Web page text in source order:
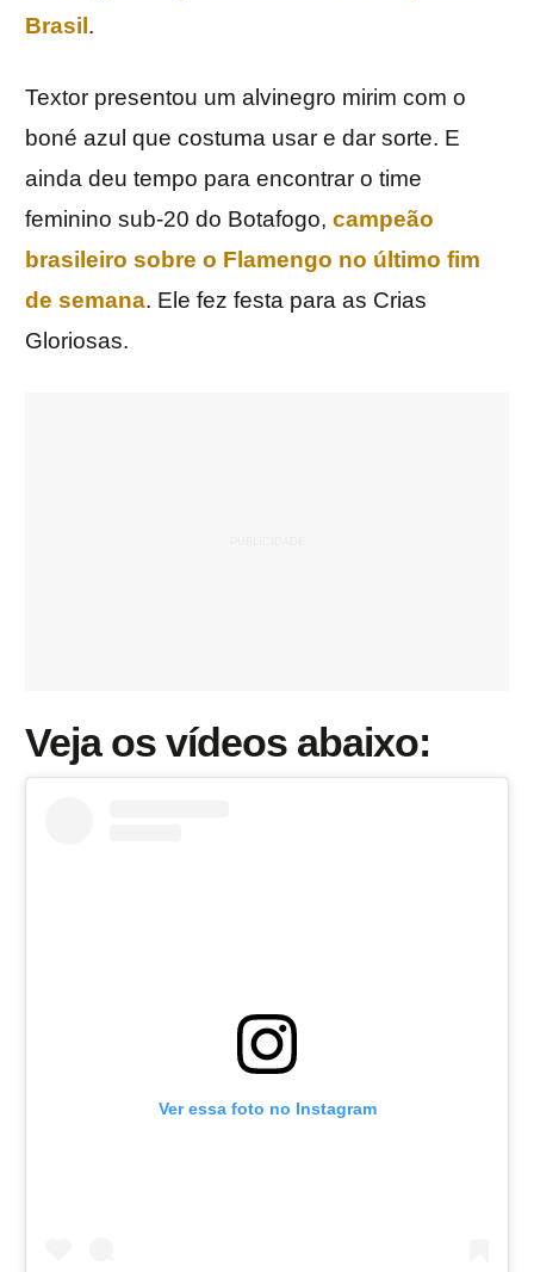
Brasil .
Textor presentou um alvinegro mirim com o
boné azul que costuma usar e dar sorte. E
ainda deu tempo para encontrar o time
feminino sub-20 do Botafogo, campeão
brasileiro sobre o Flamengo no último fim
de semana. Ele fez festa para as Crias
Gloriosas.
Veja os vídeos abaixo:
Ver essa foto no Instagram